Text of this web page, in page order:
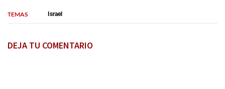
TEMAS Israel
DEJA TU COMENTARIO